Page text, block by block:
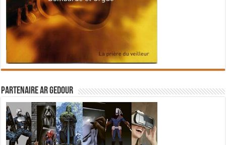
Partenaire Ar Gedour